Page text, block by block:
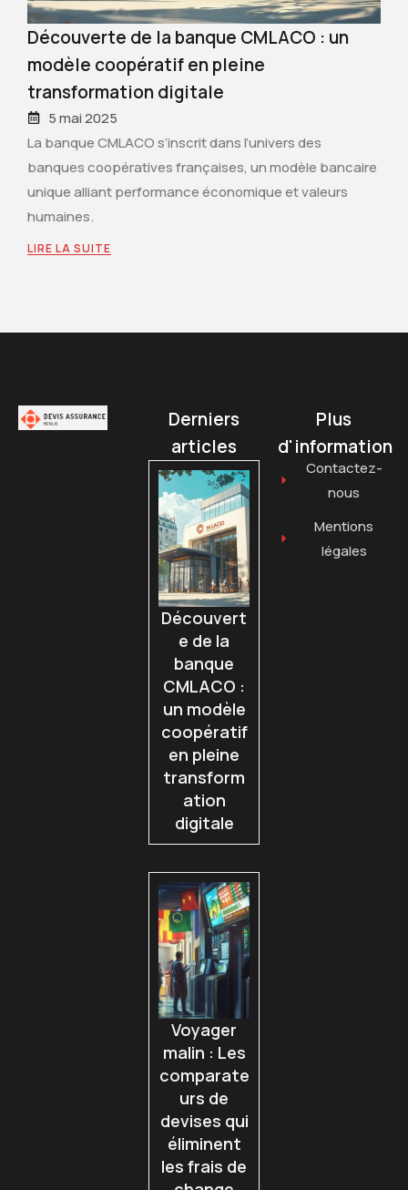
Voyager malin : Les comparateurs de
devises qui éliminent les frais de change
8 avril 2025
Les voyages internationaux nécessitent une gestion
avisée de son budget, notamment dans la conversion
des devises. Les frais de change
LIRE LA SUITE
Derniers
articles
Découvert
e de la
banque
CMLACO :
un modèle
coopératif
en pleine
transform
ation
digitale
Voyager
malin : Les
comparate
urs de
devises qui
éliminent
les frais de
Plus
d'information
Contactez-
nous
Mentions
légales